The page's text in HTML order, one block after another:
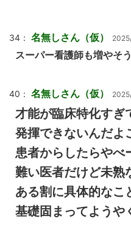
34： 名無しさん（仮）
スーパー看護師も増やそう
40： 名無しさん（仮）
才能が臨床特化すぎ
発揮できないんだよ
患者からしたらやべ
難い医者だけど未熟
ある割に具体的なこ
基礎固まってようや